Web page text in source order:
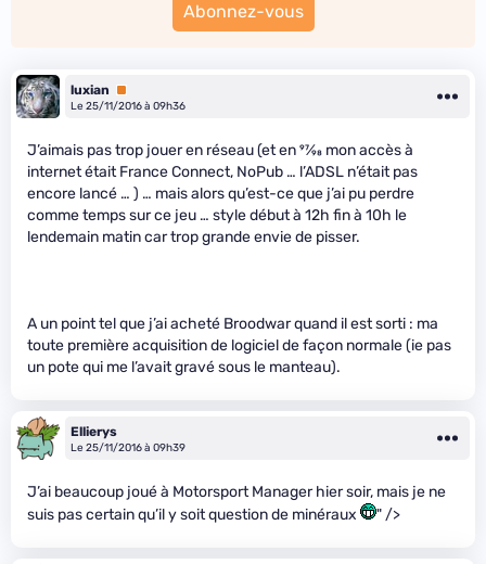
Abonnez-vous
luxian
Premium
Le 25/11/2016 à 09h36
J’aimais pas trop jouer en réseau (et en97⁄98 mon accès à
internet était France Connect, NoPub … l’ADSL n’était pas
encore lancé … ) … mais alors qu’est-ce que j’ai pu perdre
comme temps sur ce jeu … style début à 12h fin à 10h le
lendemain matin car trop grande envie de pisser.
A un point tel que j’ai acheté Broodwar quand il est sorti : ma
toute première acquisition de logiciel de façon normale (ie pas
un pote qui me l’avait gravé sous le manteau).
Ellierys
Le 25/11/2016 à 09h39
J’ai beaucoup joué à Motorsport Manager hier soir, mais je ne
suis pas certain qu’il y soit question de minéraux
" />